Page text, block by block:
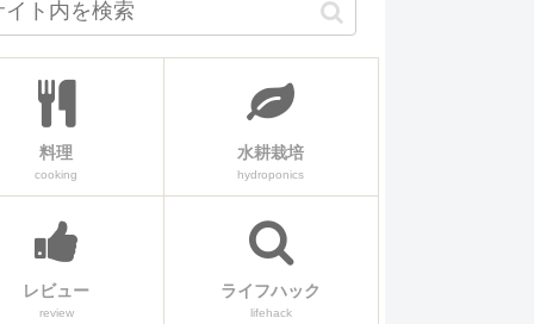
料理
cooking
水耕栽培
hydroponics
レビュー
review
ライフハック
lifehack